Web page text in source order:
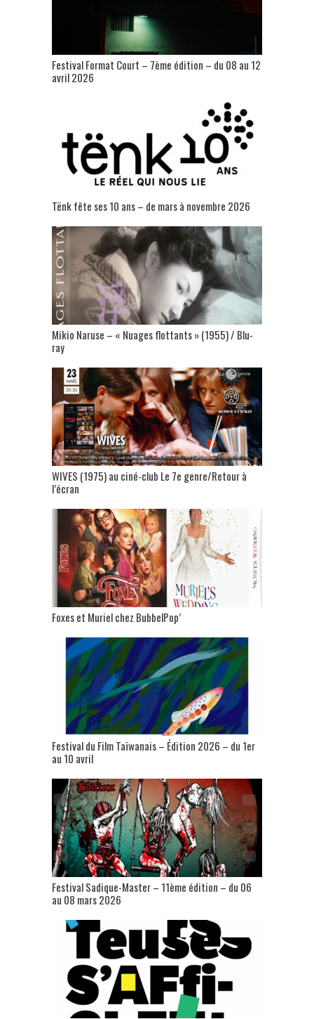
Festival Format Court – 7ème édition – du 08 au 12
avril 2026
Tënk fête ses 10 ans – de mars à novembre 2026
Mikio Naruse – « Nuages flottants » (1955) / Blu-
ray
WIVES (1975) au ciné-club Le 7e genre/Retour à
l’écran
Foxes et Muriel chez BubbelPop’
Festival du Film Taïwanais – Édition 2026 – du 1er
au 10 avril
Festival Sadique-Master – 11ème édition – du 06
au 08 mars 2026